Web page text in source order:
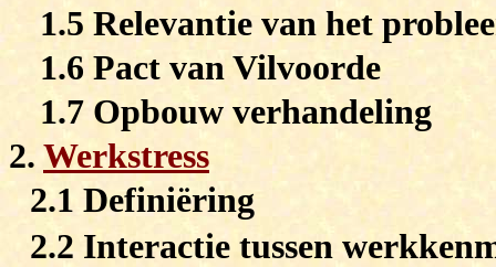
1.5 Relevantie van het
1.6 Pact van Vilvoorde
1.7 Opbouw verhandeling
2. Werkstress
2.1 Definiëring
2.2 Interactie tussen